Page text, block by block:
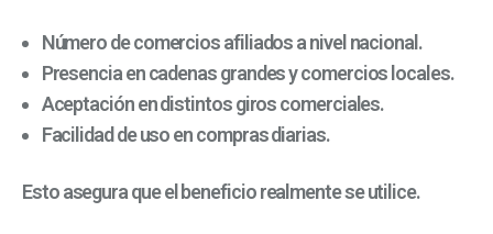
Número de comercios afiliados a nivel nacional.
Presencia en cadenas grandes y comercios locales.
Aceptación en distintos giros comerciales.
Facilidad de uso en compras diarias.
Esto asegura que el beneficio realmente se utilice.